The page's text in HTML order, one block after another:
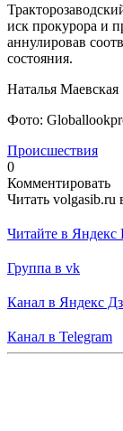
иск прокурора и
аннулировав
состояния.
Наталья Маевская
Фото:
Происшествия
0
Комментировать
Читать volgasib.ru
Читайте в Яндекс
Группа в vk
Канал в Яндекс
Канал в Telegram